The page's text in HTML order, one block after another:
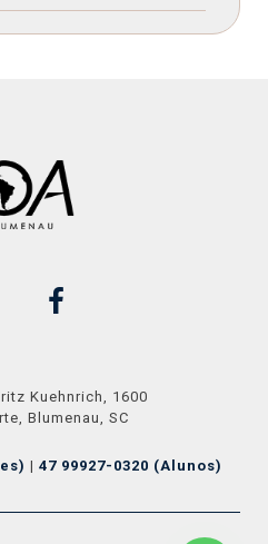
Kuehnrich, 1600
Blumenau, SC
| 47 99927-0320 (Alunos)